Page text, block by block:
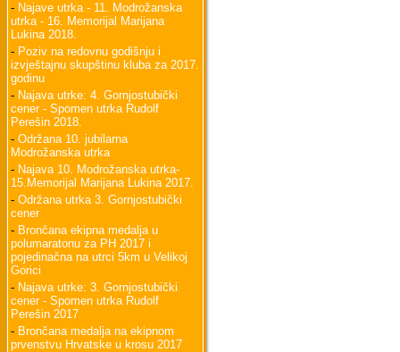
- Najave utrka - 11. Modrožanska
utrka - 16. Memorijal Marijana
Lukina 2018.
- Poziv na redovnu godišnju i
izvještajnu skupštinu kluba za 2017.
godinu
- Najava utrke: 4. Gornjostubički
cener - Spomen utrka Rudolf
Perešin 2018.
- Održana 10. jubilarna
Modrožanska utrka
- Najava 10. Modrožanska utrka-
15.Memorijal Marijana Lukina 2017.
- Održana utrka 3. Gornjostubički
cener
- Brončana ekipna medalja u
polumaratonu za PH 2017 i
pojedinačna na utrci 5km u Velikoj
Gorici
- Najava utrke: 3. Gornjostubički
cener - Spomen utrka Rudolf
Perešin 2017
- Brončana medalja na ekipnom
prvenstvu Hrvatske u krosu 2017